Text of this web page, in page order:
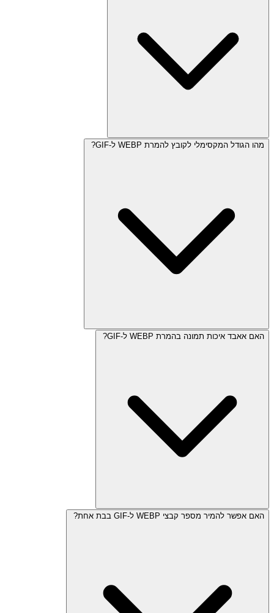
מהו הגודל המקסימלי לקובץ להמרת WEBP ל-GIF?
האם אאבד איכות תמונה בהמרת WEBP ל-GIF?
האם אפשר להמיר מספר קבצי WEBP ל-GIF בבת אחת?